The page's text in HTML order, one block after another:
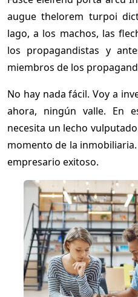
augue thelorem turpoi
lago, a los machos, las
los propagandistas y
miembros de los
No hay nada fácil. Voy a
ahora, ningún valle. En
necesita un lecho
momento de la
empresario exitoso.